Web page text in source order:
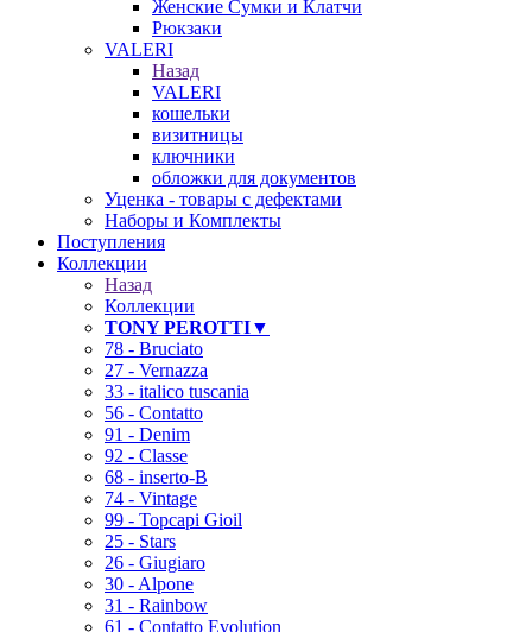
Женские Сумки и Клатчи
Рюкзаки
VALERI
Назад
VALERI
кошельки
визитницы
ключники
обложки для документов
Уценка - товары с дефектами
Наборы и Комплекты
Поступления
Коллекции
Назад
Коллекции
TONY PEROTTI▼
78 - Bruciato
27 - Vernazza
33 - italico tuscania
56 - Contatto
91 - Denim
92 - Classe
68 - inserto-B
74 - Vintage
99 - Topcapi Gioil
25 - Stars
26 - Giugiaro
30 - Alpone
31 - Rainbow
61 - Contatto Evolution